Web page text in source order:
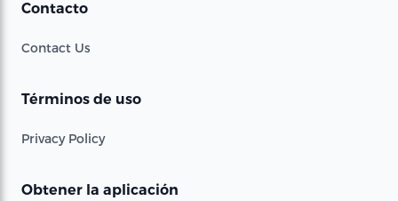
Contacto
Contact Us
Términos de uso
Privacy Policy
Obtener la aplicación